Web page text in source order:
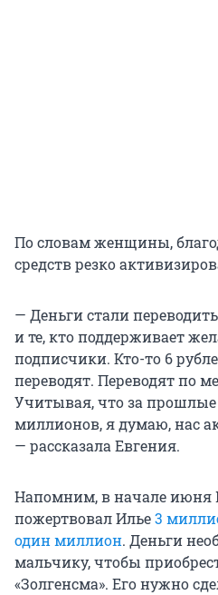
По словам женщины,
средств резко
— Деньги стали
и те, кто поддерживает
подписчики. Кто-то 6
переводят. Переводят по
Учитывая, что за прошлые
миллионов, я думаю, нас
— рассказала Евгения.
Напомним, в начале июня
пожертвовал Илье3
один миллион. Деньги
мальчику, чтобы
«Золгенсма». Его нужно